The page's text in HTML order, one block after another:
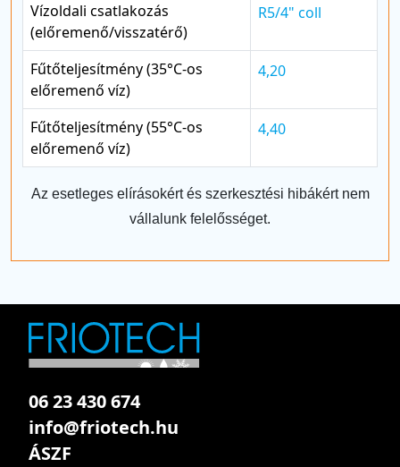
Vízoldali csatlakozás
(előremenő/visszatérő)
R5/4" coll
Fűtőteljesítmény (35°C-os
előremenő víz)
4,20
Fűtőteljesítmény (55°C-os
előremenő víz)
4,40
Az esetleges elírásokért és szerkesztési hibákért nem
vállalunk felelősséget.
06 23 430 674
info@friotech.hu
ÁSZF